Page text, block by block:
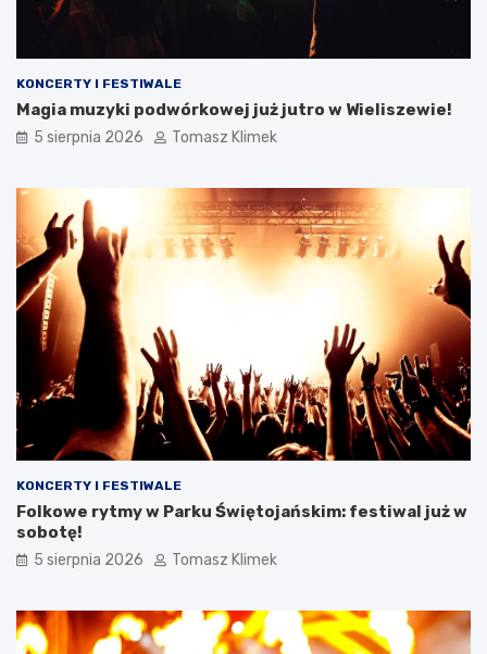
KONCERTY I FESTIWALE
Magia muzyki podwórkowej już jutro w Wieliszewie!
5 sierpnia 2026 Tomasz Klimek
KONCERTY I FESTIWALE
Folkowe rytmy w Parku Świętojańskim: festiwal już w
sobotę!
5 sierpnia 2026 Tomasz Klimek